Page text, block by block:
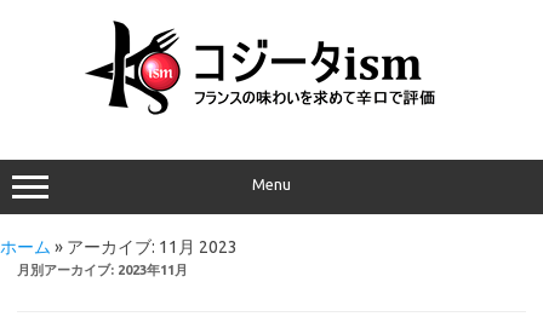
Menu
ホーム » アーカイブ: 11月 2023
月別アーカイブ: 2023年11月